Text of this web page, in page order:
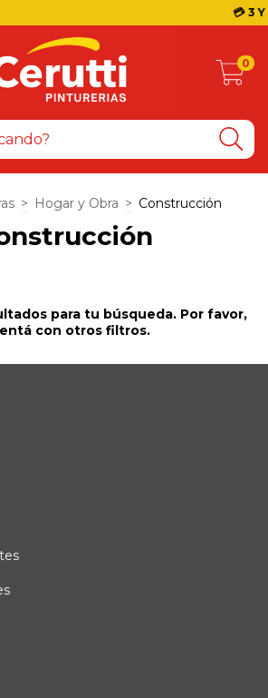
💳 3 Y
0
> Hogar y Obra > Construcción
para tu búsqueda. Por favor,
con otros filtros.